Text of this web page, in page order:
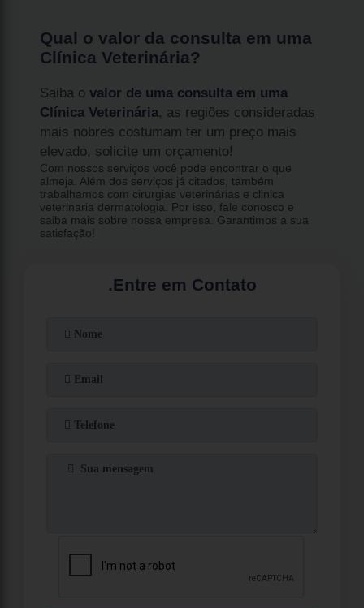
Qual o valor da consulta em uma
Clínica Veterinária?
Saiba ovalor de uma consulta em uma
Clínica Veterinária, as regiões consideradas
mais nobres costumam ter um preço mais
elevado, solicite um orçamento!
Com nossos serviços você pode encontrar o que
almeja. Além dos serviços já citados, também
trabalhamos com cirurgias veterinárias e clinica
veterinaria dermatologia. Por isso, fale conosco e
saiba mais sobre nossa empresa. Garantimos a sua
satisfação!
.Entre em Contato